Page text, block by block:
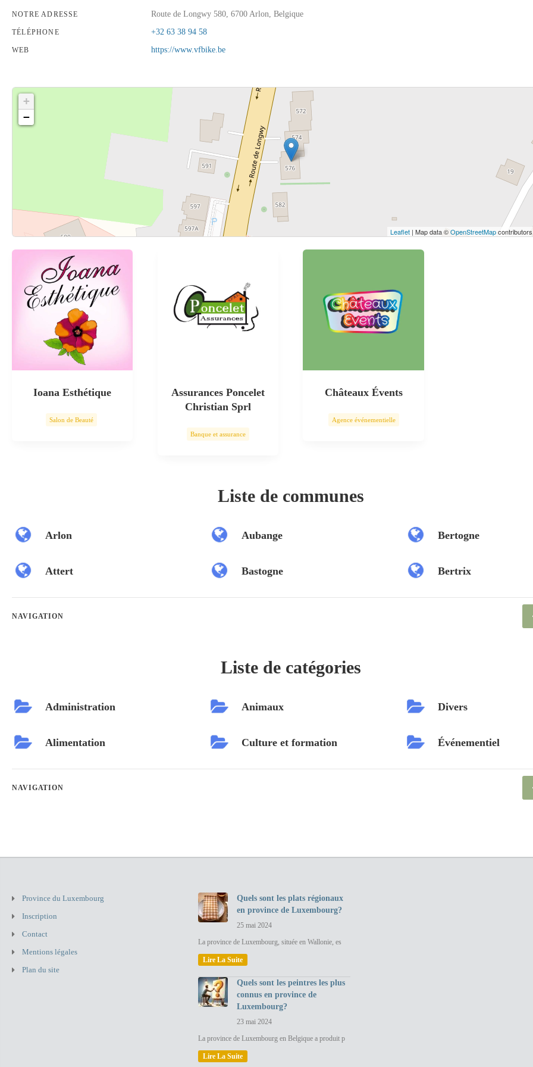
NOTRE ADRESSE Route de Longwy 580, 6700 Arlon, Belgique
TÉLÉPHONE +32 63 38 94 58
WEB https://www.vfbike.be
Cliquez sur le bouton pour afficher la carte.
Voir la carte
+
−
Leaflet| Map data ©OpenStreetMapcontributors,
Ioana Esthétique
Salon de Beauté
Assurances Poncelet
Christian Sprl
Banque et assurance
Châteaux Évents
Agence événementielle
Liste de communes
Arlon
Attert
Aubange
Bastogne
Bertogne
Bertrix
NAVIGATION
Liste de catégories
Administration
Alimentation
Animaux
Culture et formation
Divers
Événementiel
NAVIGATION
Province du Luxembourg
Inscription
Contact
Mentions légales
Plan du site
Quels sont les plats régionaux
en province de Luxembourg?
25 mai 2024
La province de Luxembourg, située en Wallonie, es
Lire La Suite
Quels sont les peintres les plus
connus en province de
Luxembourg?
23 mai 2024
La province de Luxembourg en Belgique a produit p
Lire La Suite